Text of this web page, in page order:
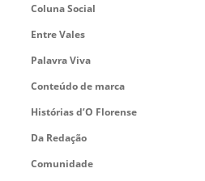
Coluna Social
Entre Vales
Palavra Viva
Conteúdo de marca
Histórias d’O Florense
Da Redação
Comunidade